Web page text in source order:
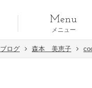
メニュー
Menu
ブログ 森本 美恵子